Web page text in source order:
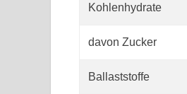
Kohlenhydrate
davon Zucker
Ballaststoffe